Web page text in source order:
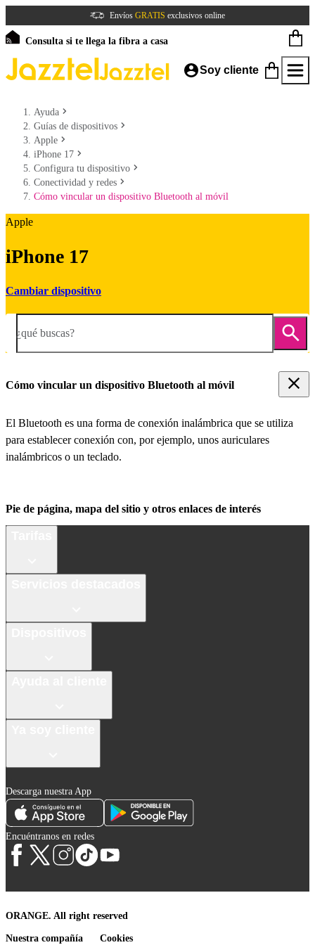
Envíos GRATIS exclusivos online
Consulta si te llega la fibra a casa
Soy cliente
Ayuda
Guías de dispositivos
Apple
iPhone 17
Configura tu dispositivo
Conectividad y redes
Cómo vincular un dispositivo Bluetooth al móvil
Apple
iPhone 17
Cambiar dispositivo
¿qué buscas?
Cómo vincular un dispositivo Bluetooth al móvil
El Bluetooth es una forma de conexión inalámbrica que se utiliza
para establecer conexión con, por ejemplo, unos auriculares
inalámbricos o un teclado.
Pie de página, mapa del sitio y otros enlaces de interés
Descarga nuestra App
Encuéntranos en redes
ORANGE. All right reserved
Nuestra compañía Cookies